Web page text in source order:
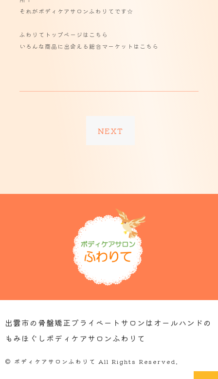
それがボディケアサロンふわりてです☆
ふわりてトップページはこちら
いろんな商品に出会える総合マーケットはこちら
NEXT
出雲市の骨盤矯正プライベートサロンはオールハンドの
もみほぐしボディケアサロンふわりて
© ボディケアサロンふわりて All Rights Reserved.